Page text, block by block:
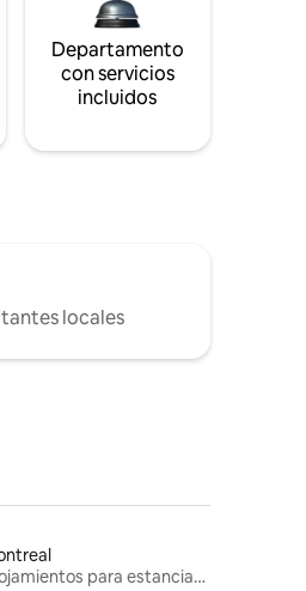
Departamento
con servicios
incluidos
locales
Alojamientos para estancias largas